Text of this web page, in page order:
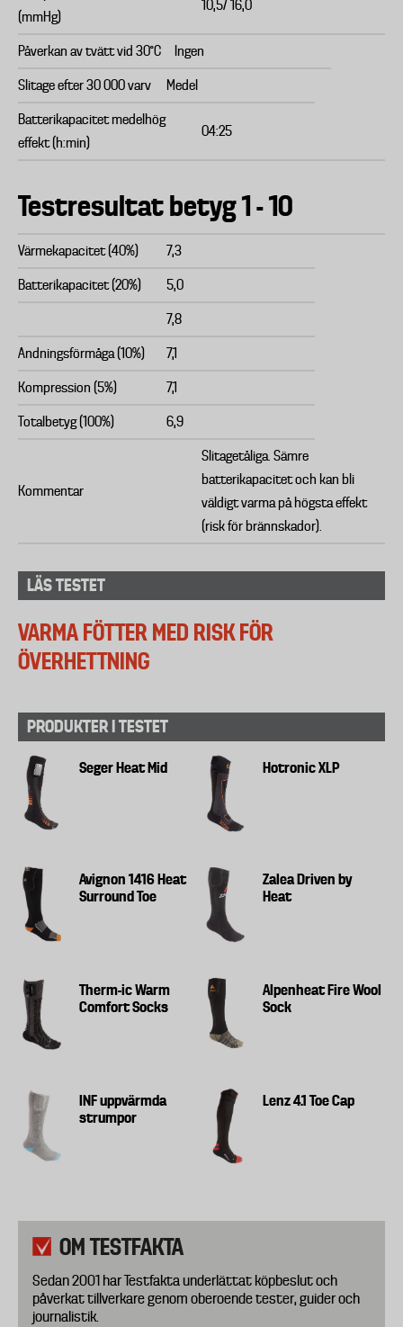
(mmHg)
10,5/ 16,0
Påverkan av tvätt vid 30°C Ingen
Slitage efter 30 000 varv Medel
Batterikapacitet medelhög
effekt (h:min)
04:25
Testresultat betyg 1 - 10
Värmekapacitet (40%) 7,3
Batterikapacitet (20%) 5,0
7,8
Andningsförmåga (10%) 7,1
Kompression (5%) 7,1
Totalbetyg (100%) 6,9
Kommentar
Slitagetåliga. Sämre
batterikapacitet och kan bli
väldigt varma på högsta effekt
(risk för brännskador).
LÄS TESTET
VARMA FÖTTER MED RISK FÖR
ÖVERHETTNING
PRODUKTER I TESTET
Seger Heat Mid Hotronic XLP
Avignon 1416 Heat
Surround Toe
Zalea Driven by
Heat
Therm-ic Warm
Comfort Socks
Alpenheat Fire Wool
Sock
INF uppvärmda
strumpor
Lenz 4.1 Toe Cap
OM TESTFAKTA
Sedan 2001 har Testfakta underlättat köpbeslut och
påverkat tillverkare genom oberoende tester, guider och
journalistik.